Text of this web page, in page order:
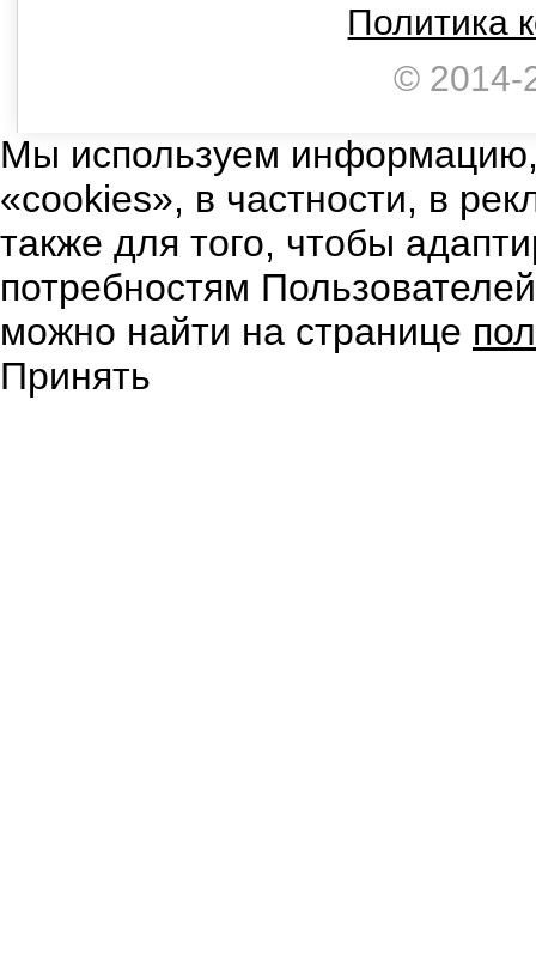
Политика
© 2014-
Мы используем
«cookies», в частности, в
также для того, чтобы
потребностям
можно найти на странице
Принять